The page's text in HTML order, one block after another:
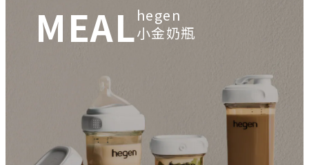
MEALhegen
小金奶瓶